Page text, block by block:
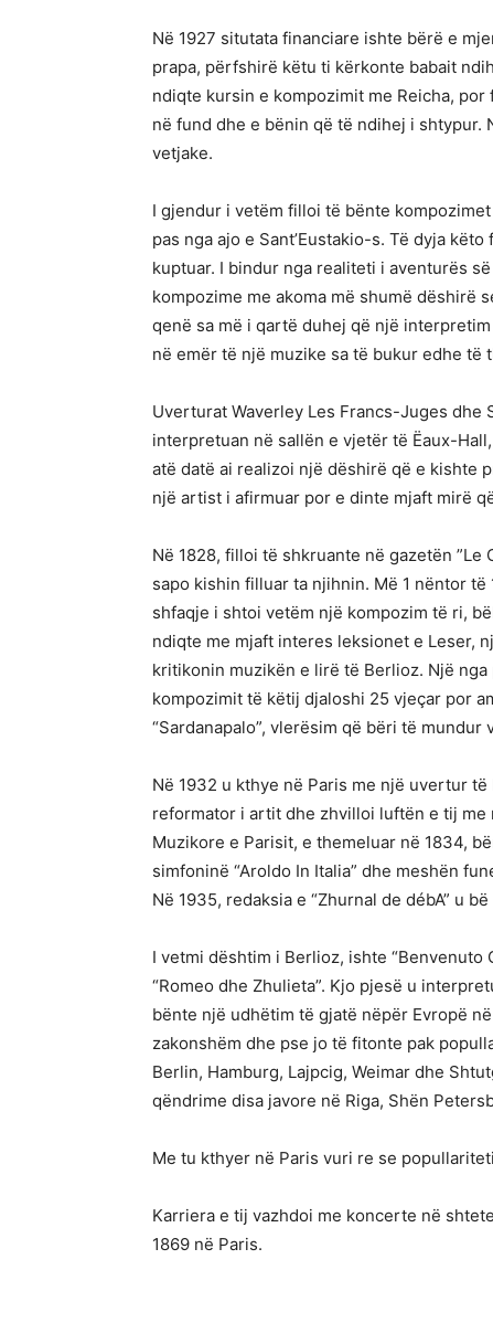
Në 1927 situtata financiare ishte bërë e
prapa, përfshirë këtu ti kërkonte babait
ndiqte kursin e kompozimit me Reicha,
në fund dhe e bënin që të ndihej i
vetjake.
I gjendur i vetëm filloi të bënte
pas nga ajo e Sant’Eustakio-s. Të dyja
kuptuar. I bindur nga realiteti i aventurës
kompozime me akoma më shumë dëshirë
qenë sa më i qartë duhej që një
në emër të një muzike sa të bukur edhe
Uverturat Waverley Les Francs-Juges
interpretuan në sallën e vjetër të Ëaux-
atë datë ai realizoi një dëshirë që e kishte
një artist i afirmuar por e dinte mjaft mirë
Në 1828, filloi të shkruante në gazetën
sapo kishin filluar ta njihnin. Më 1 nëntor
shfaqje i shtoi vetëm një kompozim të ri,
ndiqte me mjaft interes leksionet e Leser,
kritikonin muzikën e lirë të Berlioz. Një
kompozimit të këtij djaloshi 25 vjeçar por
“Sardanapalo”, vlerësim që bëri të
Në 1932 u kthye në Paris me një uvertur
reformator i artit dhe zhvilloi luftën e tij me
Muzikore e Parisit, e themeluar në 1834,
simfoninë “Aroldo In Italia” dhe meshën
Në 1935, redaksia e “Zhurnal de débA” u
I vetmi dështim i Berlioz, ishte
“Romeo dhe Zhulieta”. Kjo pjesë u
bënte një udhëtim të gjatë nëpër Evropë
zakonshëm dhe pse jo të fitonte pak
Berlin, Hamburg, Lajpcig, Weimar dhe
qëndrime disa javore në Riga, Shën
Me tu kthyer në Paris vuri re se
Karriera e tij vazhdoi me koncerte në
1869 në Paris.